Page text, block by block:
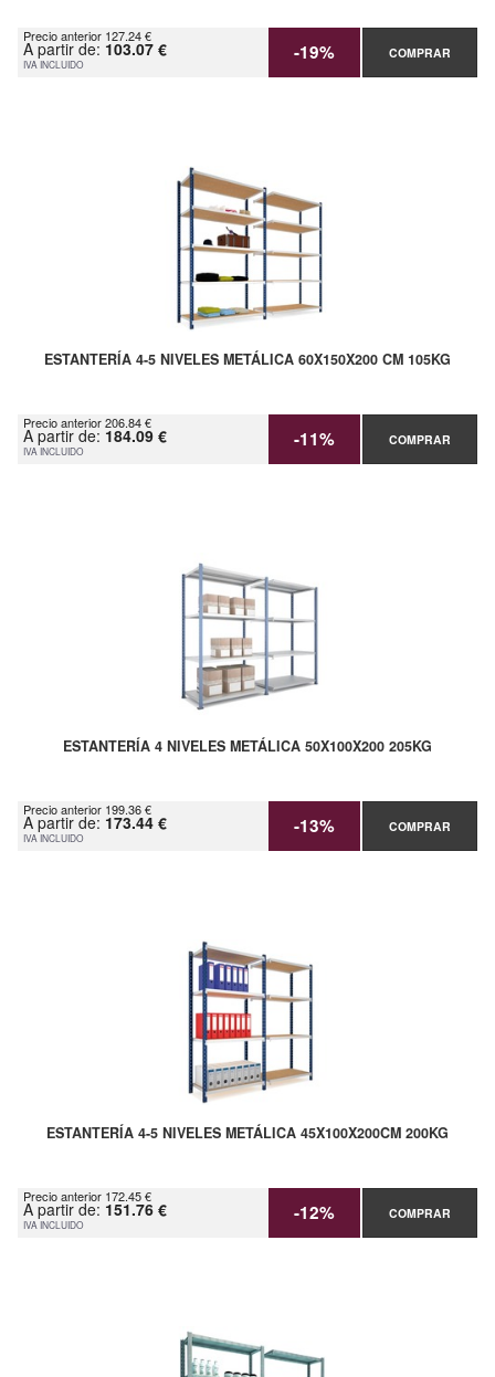
Precio anterior 127.24 €
A partir de: 103.07 €
IVA INCLUIDO -19% COMPRAR
ESTANTERÍA 4-5 NIVELES METÁLICA 60X150X200 CM 105KG
Precio anterior 206.84 €
A partir de: 184.09 €
IVA INCLUIDO -11% COMPRAR
ESTANTERÍA 4 NIVELES METÁLICA 50X100X200 205KG
Precio anterior 199.36 €
A partir de: 173.44 €
IVA INCLUIDO -13% COMPRAR
ESTANTERÍA 4-5 NIVELES METÁLICA 45X100X200CM 200KG
Precio anterior 172.45 €
A partir de: 151.76 €
IVA INCLUIDO -12% COMPRAR